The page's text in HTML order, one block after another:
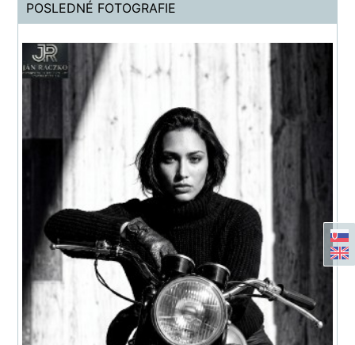
POSLEDNÉ FOTOGRAFIE